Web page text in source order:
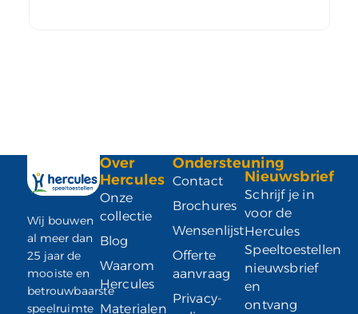
Wij bouwen
al meer dan
25 jaar de
mooiste en
betrouwbaarste
speelruimte
Over
Hercules
Onze
collectie
Blog
Waarom
Hercules
Materialen
Ondersteuning
Contact
Brochures
Wensenlijst
Offerte
aanvraag
Privacy-
Nieuwsbrief
Schrijf je in
voor de
Hercules
Speeltoestellen
nieuwsbrief
en
ontvang